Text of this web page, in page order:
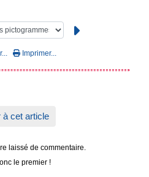
Imprimer...
à cet article
laissé de commentaire.
le premier !